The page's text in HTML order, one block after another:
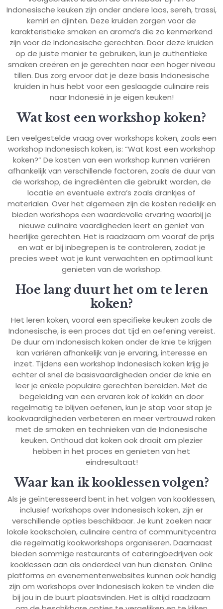
Indonesische keuken zijn onder andere laos, sereh, trassi,
kemiri en djinten. Deze kruiden zorgen voor de
karakteristieke smaken en aroma’s die zo kenmerkend
zijn voor de Indonesische gerechten. Door deze kruiden
op de juiste manier te gebruiken, kun je authentieke
smaken creëren en je gerechten naar een hoger niveau
tillen. Dus zorg ervoor dat je deze basis Indonesische
kruiden in huis hebt voor een geslaagde culinaire reis
naar Indonesië in je eigen keuken!
Wat kost een workshop koken?
Een veelgestelde vraag over workshops koken, zoals een
workshop Indonesisch koken, is: “Wat kost een workshop
koken?” De kosten van een workshop kunnen variëren
afhankelijk van verschillende factoren, zoals de duur van
de workshop, de ingrediënten die gebruikt worden, de
locatie en eventuele extra’s zoals drankjes of
materialen. Over het algemeen zijn de kosten redelijk en
bieden workshops een waardevolle ervaring waarbij je
nieuwe culinaire vaardigheden leert en geniet van
heerlijke gerechten. Het is raadzaam om vooraf de prijs
en wat er bij inbegrepen is te controleren, zodat je
precies weet wat je kunt verwachten en optimaal kunt
genieten van de workshop.
Hoe lang duurt het om te leren
koken?
Het leren koken, vooral een specifieke keuken zoals de
Indonesische, is een proces dat tijd en oefening vereist.
De duur om Indonesisch koken onder de knie te krijgen
kan variëren afhankelijk van je ervaring, interesse en
inzet. Tijdens een workshop Indonesisch koken krijg je
echter al snel de basisvaardigheden onder de knie en
leer je enkele populaire gerechten bereiden. Met de
begeleiding van een ervaren kok of kokkin en door
regelmatig te blijven oefenen, kun je stap voor stap je
kookvaardigheden verbeteren en meer vertrouwd raken
met de smaken en technieken van de Indonesische
keuken. Onthoud dat koken ook draait om plezier
hebben in het proces en genieten van het
eindresultaat!
Waar kan ik kooklessen volgen?
Als je geïnteresseerd bent in het volgen van kooklessen,
inclusief workshops over Indonesisch koken, zijn er
verschillende opties beschikbaar. Je kunt zoeken naar
lokale kookscholen, culinaire centra of communitycentra
die regelmatig kookworkshops organiseren. Daarnaast
bieden sommige restaurants of cateringbedrijven ook
kooklessen aan als onderdeel van hun diensten. Online
platforms en evenementenwebsites kunnen ook handig
zijn om workshops over Indonesisch koken te vinden die
bij jou in de buurt plaatsvinden. Het is altijd raadzaam